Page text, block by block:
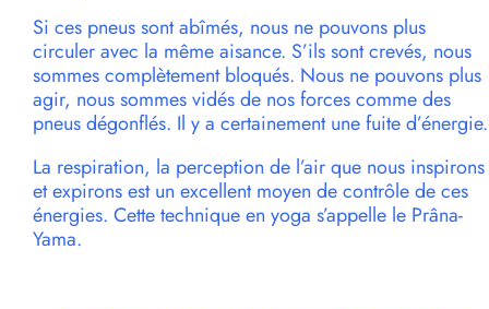
Si ces pneus sont abîmés, nous ne pouvons plus
circuler avec la même aisance. S’ils sont crevés, nous
sommes complètement bloqués. Nous ne pouvons plus
agir, nous sommes vidés de nos forces comme des
pneus dégonflés. Il y a certainement une fuite d’énergie.
La respiration, la perception de l’air que nous inspirons
et expirons est un excellent moyen de contrôle de ces
énergies. Cette technique en yoga s’appelle le Prâna-
Yama.